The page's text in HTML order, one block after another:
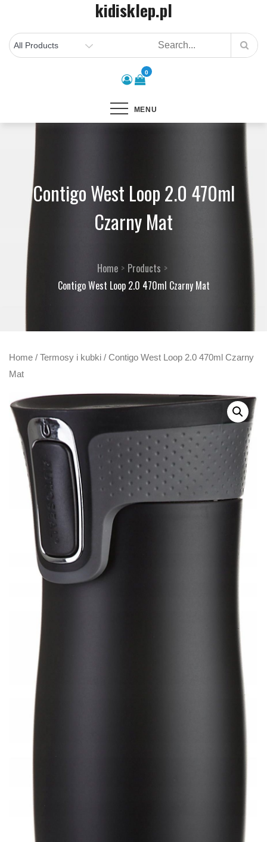
content
kidisklep.pl
0
MENU
Contigo West Loop 2.0 470ml
Czarny Mat
Home
Products
Contigo West Loop 2.0 470ml Czarny Mat
Home / Termosy i kubki / Contigo West Loop 2.0 470ml Czarny
Mat